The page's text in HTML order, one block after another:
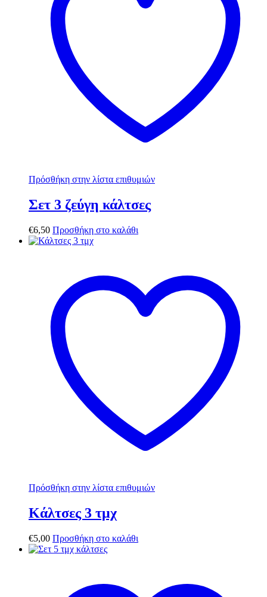
Πρόσθήκη στην λίστα επιθυμιών
Σετ 3 ζεύγη κάλτσες
€6,50 Προσθήκη στο καλάθι
Πρόσθήκη στην λίστα επιθυμιών
Κάλτσες 3 τμχ
€5,00 Προσθήκη στο καλάθι